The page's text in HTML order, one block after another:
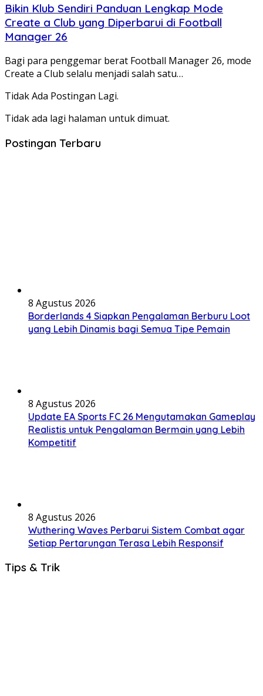
Bikin Klub Sendiri Panduan Lengkap Mode
Create a Club yang Diperbarui di Football
Manager 26
Bagi para penggemar berat Football Manager 26, mode
Create a Club selalu menjadi salah satu…
Tidak Ada Postingan Lagi.
Tidak ada lagi halaman untuk dimuat.
Postingan Terbaru
8 Agustus 2026
Borderlands 4 Siapkan Pengalaman Berburu Loot
yang Lebih Dinamis bagi Semua Tipe Pemain
8 Agustus 2026
Update EA Sports FC 26 Mengutamakan Gameplay
Realistis untuk Pengalaman Bermain yang Lebih
Kompetitif
8 Agustus 2026
Wuthering Waves Perbarui Sistem Combat agar
Setiap Pertarungan Terasa Lebih Responsif
Tips & Trik